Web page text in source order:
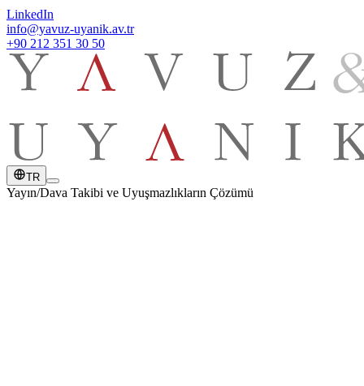
LinkedIn
info@yavuz-uyanik.av.tr
+90 212 351 30 50
TR
Yayın/Dava Takibi ve Uyuşmazlıkların Çözümü